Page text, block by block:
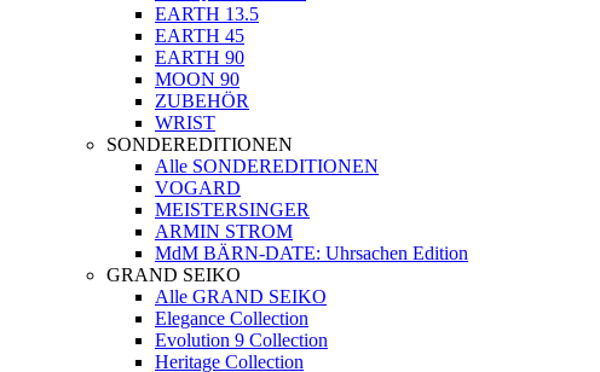
EARTH 13.5
EARTH 45
EARTH 90
MOON 90
ZUBEHÖR
WRIST
SONDEREDITIONEN
Alle SONDEREDITIONEN
VOGARD
MEISTERSINGER
ARMIN STROM
MdM BÄRN-DATE: Uhrsachen Edition
GRAND SEIKO
Alle GRAND SEIKO
Elegance Collection
Evolution 9 Collection
Heritage Collection